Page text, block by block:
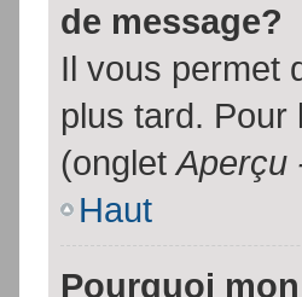
de message?
Il vous permet
plus tard. Pour
(ongletAperçu
Haut
Pourquoi